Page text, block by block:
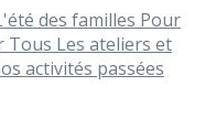
des familles Pour
Tous Les ateliers et
activités passées